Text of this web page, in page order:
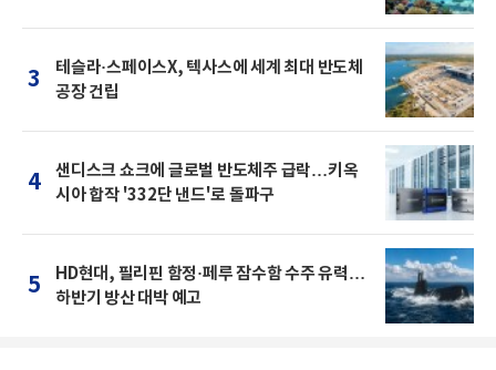
3
테슬라·스페이스X, 텍사스에 세계 최대 반도체
공장 건립
4
샌디스크 쇼크에 글로벌 반도체주 급락…키옥
시아 합작 '332단 낸드'로 돌파구
5
HD현대, 필리핀 함정·페루 잠수함 수주 유력…
하반기 방산 대박 예고